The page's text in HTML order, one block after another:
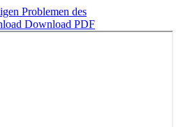
Problemen des
Download PDF